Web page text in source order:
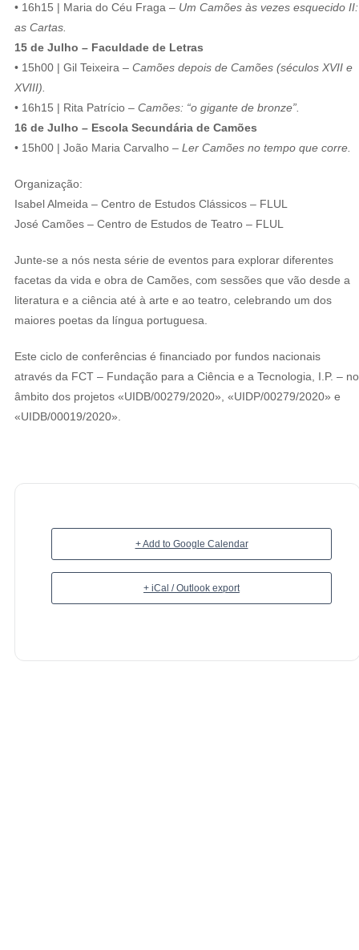
• 16h15 | Maria do Céu Fraga – Um Camões às vezes esquecido II:
as Cartas.
15 de Julho – Faculdade de Letras
• 15h00 | Gil Teixeira – Camões depois de Camões (séculos XVII e
XVIII).
• 16h15 | Rita Patrício – Camões: “o gigante de bronze”.
16 de Julho – Escola Secundária de Camões
• 15h00 | João Maria Carvalho – Ler Camões no tempo que corre.
Organização:
Isabel Almeida – Centro de Estudos Clássicos – FLUL
José Camões – Centro de Estudos de Teatro – FLUL
Junte-se a nós nesta série de eventos para explorar diferentes
facetas da vida e obra de Camões, com sessões que vão desde a
literatura e a ciência até à arte e ao teatro, celebrando um dos
maiores poetas da língua portuguesa.
Este ciclo de conferências é financiado por fundos nacionais
através da FCT – Fundação para a Ciência e a Tecnologia, I.P. – no
âmbito dos projetos «UIDB/00279/2020», «UIDP/00279/2020» e
«UIDB/00019/2020».
+ Add to Google Calendar
+ iCal / Outlook export